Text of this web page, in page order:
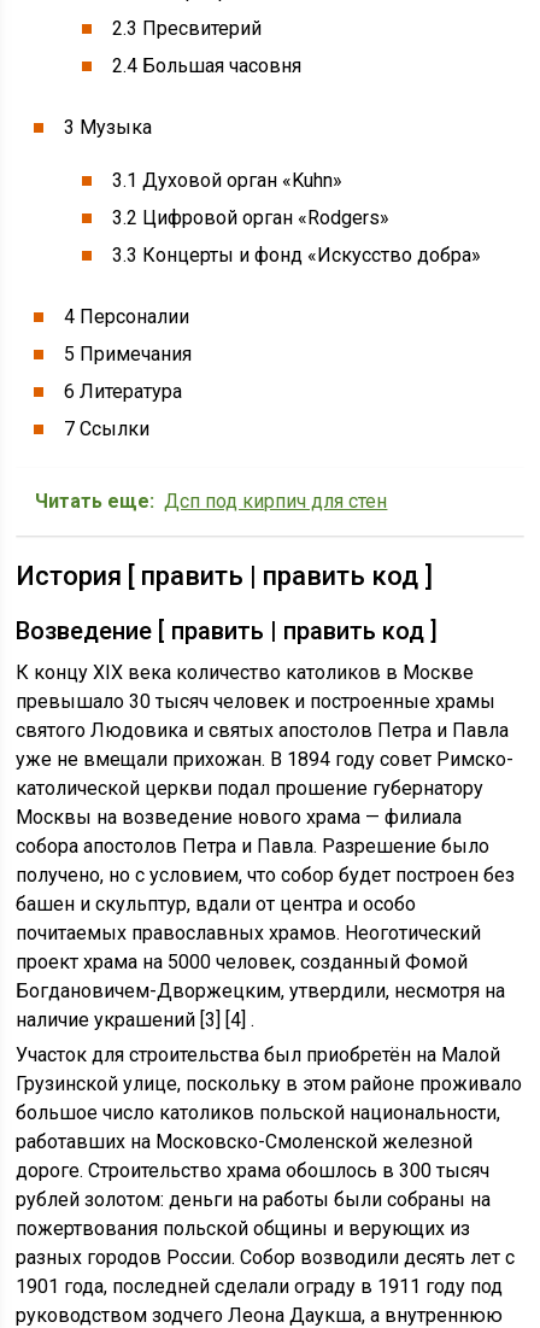
2.3 Пресвитерий
2.4 Большая часовня
3 Музыка
3.1 Духовой орган «Kuhn»
3.2 Цифровой орган «Rodgers»
3.3 Концерты и фонд «Искусство добра»
4 Персоналии
5 Примечания
6 Литература
7 Ссылки
Читать еще: Дсп под кирпич для стен
История [ править | править код ]
Возведение [ править | править код ]
К концу XIX века количество католиков в Москве
превышало 30 тысяч человек и построенные храмы
святого Людовика и святых апостолов Петра и Павла
уже не вмещали прихожан. В 1894 году совет Римско-
католической церкви подал прошение губернатору
Москвы на возведение нового храма — филиала
собора апостолов Петра и Павла. Разрешение было
получено, но с условием, что собор будет построен без
башен и скульптур, вдали от центра и особо
почитаемых православных храмов. Неоготический
проект храма на 5000 человек, созданный Фомой
Богдановичем-Дворжецким, утвердили, несмотря на
наличие украшений [3] [4] .
Участок для строительства был приобретён на Малой
Грузинской улице, поскольку в этом районе проживало
большое число католиков польской национальности,
работавших на Московско-Смоленской железной
дороге. Строительство храма обошлось в 300 тысяч
рублей золотом: деньги на работы были собраны на
пожертвования польской общины и верующих из
разных городов России. Собор возводили десять лет с
1901 года, последней сделали ограду в 1911 году под
руководством зодчего Леона Даукша, а внутреннюю